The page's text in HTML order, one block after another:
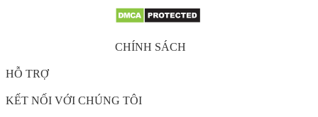
CHÍNH SÁCH
HỖ TRỢ
KẾT NỐI VỚI CHÚNG TÔI